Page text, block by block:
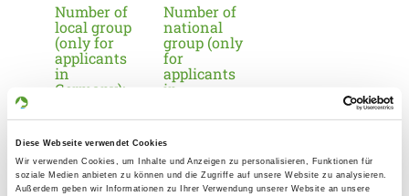
Diese Webseite verwendet Cookies
Wir verwenden Cookies, um Inhalte und Anzeigen zu personalisieren, Funktionen für
soziale Medien anbieten zu können und die Zugriffe auf unsere Website zu analysieren.
Außerdem geben wir Informationen zu Ihrer Verwendung unserer Website an unsere
Number of
local group
(only for
applicants
in
Germany):
Number of
national
group (only
for
applicants
in
20
Information about the local group